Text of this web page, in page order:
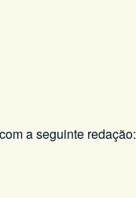
a seguinte redação: